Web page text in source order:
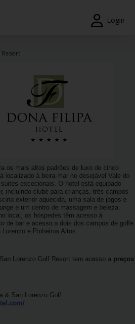
Login
Resort
os mais altos padrões de luxo de cinco
localizado à beira-mar no desejável Vale do
excecionais. O hotel está equipado
incluindo clube para crianças, três campos
exterior aquecida, uma sala de jogos e
e um centro de massagem e beleza.
local, os hóspedes têm acesso à
de bar e acesso a dois dos campos de golfe
e Pinheiros Altos.
Lorenzo Golf Resort tem acesso a preços
& San Lorenzo Golf